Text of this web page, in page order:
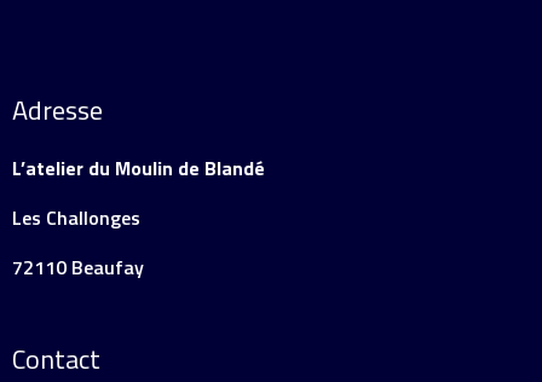
Adresse
L’atelier du Moulin de Blandé
Les Challonges
72110 Beaufay
Contact